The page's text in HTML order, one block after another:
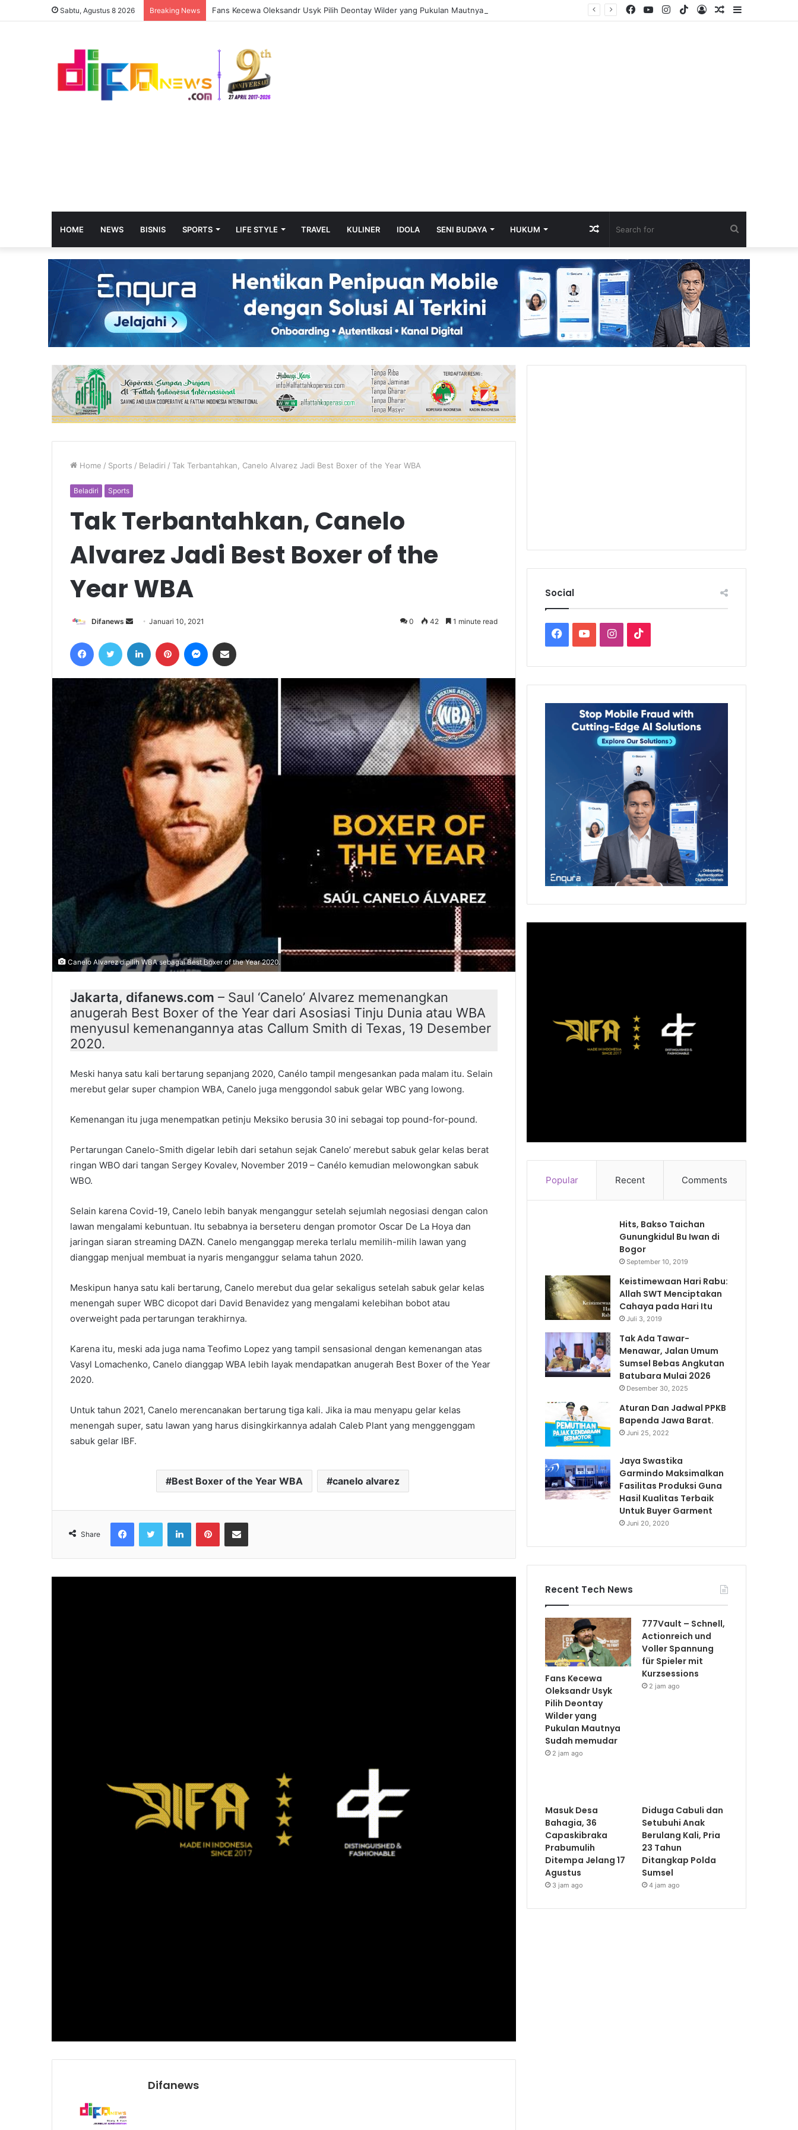
Sabtu, Agustus 8 2026 Breaking News Fans Kecewa Oleksandr Usyk Pilih Deontay Wilder yang Pukulan Mautnya Sudah memudar Sidebar
Random
Log
TikTok
Instagram
YouTube
Facebook
HOME NEWS BISNIS SPORTS LIFE STYLE TRAVEL KULINER IDOLA SENI BUDAYA HUKUM
for
Random
Article
Home / Sports / Beladiri / Tak Terbantahkan, Canelo Alvarez Jadi Best Boxer of the Year WBA
Beladiri Sports
Tak Terbantahkan, Canelo
Alvarez Jadi Best Boxer of the
Year WBA
Difanews
Send
email
Januari 10, 2021 0 42 1 minute read
FacebookTwitter LinkedIn Pinterest Messenger
Canelo Alvarez dipilih WBA sebagai Best Boxer of the Year 2020.
Jakarta, difanews.com – Saul ‘Canelo’ Alvarez memenangkan
anugerah Best Boxer of the Year dari Asosiasi Tinju Dunia atau WBA
menyusul kemenangannya atas Callum Smith di Texas, 19 Desember
2020.
Meski hanya satu kali bertarung sepanjang 2020, Canélo tampil mengesankan pada malam itu. Selain
merebut gelar super champion WBA, Canelo juga menggondol sabuk gelar WBC yang lowong.
Kemenangan itu juga menempatkan petinju Meksiko berusia 30 ini sebagai top pound-for-pound.
Pertarungan Canelo-Smith digelar lebih dari setahun sejak Canelo’ merebut sabuk gelar kelas berat
ringan WBO dari tangan Sergey Kovalev, November 2019 – Canélo kemudian melowongkan sabuk
WBO.
Selain karena Covid-19, Canelo lebih banyak menganggur setelah sejumlah negosiasi dengan calon
lawan mengalami kebuntuan. Itu sebabnya ia berseteru dengan promotor Oscar De La Hoya dan
jaringan siaran streaming DAZN. Canelo menganggap mereka terlalu memilih-milih lawan yang
dianggap menjual membuat ia nyaris menganggur selama tahun 2020.
Meskipun hanya satu kali bertarung, Canelo merebut dua gelar sekaligus setelah sabuk gelar kelas
menengah super WBC dicopot dari David Benavidez yang mengalami kelebihan bobot atau
overweight pada pertarungan terakhirnya.
Karena itu, meski ada juga nama Teofimo Lopez yang tampil sensasional dengan kemenangan atas
Vasyl Lomachenko, Canelo dianggap WBA lebih layak mendapatkan anugerah Best Boxer of the Year
2020.
Untuk tahun 2021, Canelo merencanakan bertarung tiga kali. Jika ia mau menyapu gelar kelas
menengah super, satu lawan yang harus disingkirkannya adalah Caleb Plant yang menggenggam
sabuk gelar IBF.
Best Boxer of the Year WBA canelo alvarez
Share
FacebookTwitter LinkedInPinterestShare via Email
Difanews
Social
Facebook
YouTubeInstagram
Popular Recent Comments
Hits, Bakso Taichan
Gunungkidul Bu Iwan di
Bogor
September 10, 2019
Keistimewaan Hari Rabu:
Allah SWT Menciptakan
Cahaya pada Hari Itu
Juli 3, 2019
Tak Ada Tawar-
Menawar, Jalan Umum
Sumsel Bebas Angkutan
Batubara Mulai 2026
Desember 30, 2025
Aturan Dan Jadwal PPKB
Bapenda Jawa Barat.
Juni 25, 2022
Jaya Swastika
Garmindo Maksimalkan
Fasilitas Produksi Guna
Hasil Kualitas Terbaik
Untuk Buyer Garment
Juni 20, 2020
Recent Tech News
Fans Kecewa
Oleksandr Usyk
Pilih Deontay
Wilder yang
Pukulan Mautnya
Sudah memudar
2 jam ago
777Vault – Schnell,
Actionreich und
Voller Spannung
für Spieler mit
Kurzsessions
2 jam ago
Masuk Desa
Bahagia, 36
Capaskibraka
Prabumulih
Ditempa Jelang 17
Agustus
3 jam ago
Diduga Cabuli dan
Setubuhi Anak
Berulang Kali, Pria
23 Tahun
Ditangkap Polda
Sumsel
4 jam ago